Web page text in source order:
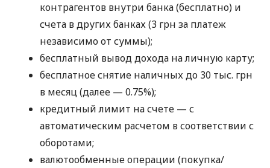
контрагентов внутри банка (бесплатно) и
счета в других банках (3 грн за платеж
независимо от суммы);
бесплатный вывод дохода на личную карту;
бесплатное снятие наличных до 30 тыс. грн
в месяц (далее — 0.75%);
кредитный лимит на счете — с
автоматическим расчетом в соответствии с
оборотами;
валютообменные операции (покупка/